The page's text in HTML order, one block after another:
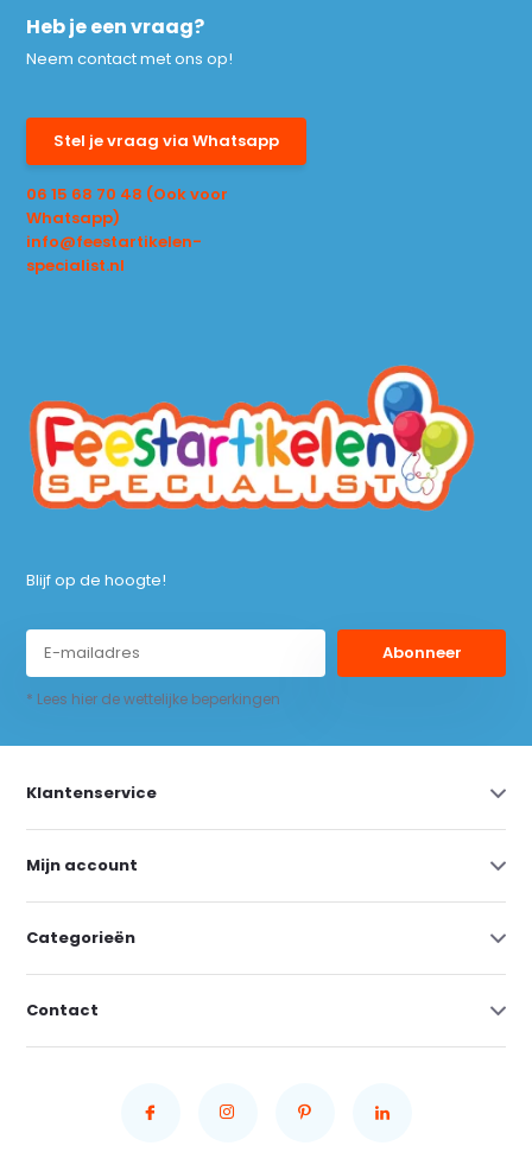
Heb je een vraag?
Neem contact met ons op!
Stel je vraag via Whatsapp
06 15 68 70 48 (Ook voor
Whatsapp)
info@feestartikelen-
specialist.nl
Blijf op de hoogte!
Abonneer
* Lees hier de wettelijke beperkingen
Klantenservice
Mijn account
Categorieën
Contact